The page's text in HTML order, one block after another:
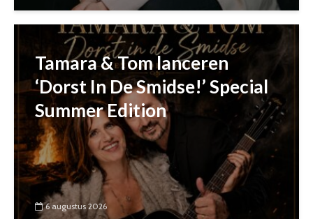
Tamara & Tom lanceren
‘Dorst In De Smidse!’ Special
Summer Edition
6 augustus 2026